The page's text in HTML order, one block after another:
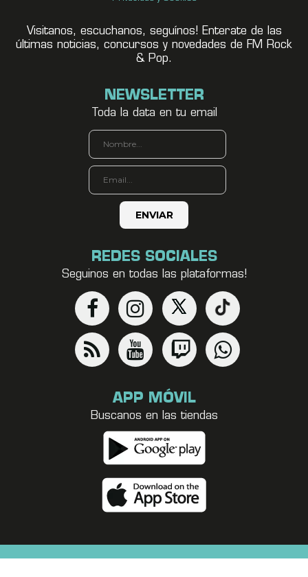
Visitanos, escuchanos, seguínos! Enterate de las
últimas noticias, concursos y novedades de FM Rock
& Pop.
NEWSLETTER
Toda la data en tu email
REDES SOCIALES
Seguinos en todas las plataformas!
APP MÓVIL
Buscanos en las tiendas